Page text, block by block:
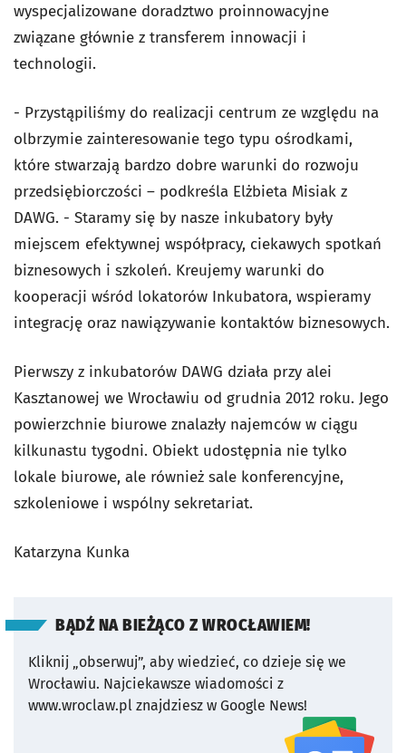
wyspecjalizowane doradztwo proinnowacyjne
związane głównie z transferem innowacji i
technologii.
- Przystąpiliśmy do realizacji centrum ze względu na
olbrzymie zainteresowanie tego typu ośrodkami,
które stwarzają bardzo dobre warunki do rozwoju
przedsiębiorczości – podkreśla Elżbieta Misiak z
DAWG. - Staramy się by nasze inkubatory były
miejscem efektywnej współpracy, ciekawych spotkań
biznesowych i szkoleń. Kreujemy warunki do
kooperacji wśród lokatorów Inkubatora, wspieramy
integrację oraz nawiązywanie kontaktów biznesowych.
Pierwszy z inkubatorów DAWG działa przy alei
Kasztanowej we Wrocławiu od grudnia 2012 roku. Jego
powierzchnie biurowe znalazły najemców w ciągu
kilkunastu tygodni. Obiekt udostępnia nie tylko
lokale biurowe, ale również sale konferencyjne,
szkoleniowe i wspólny sekretariat.
Katarzyna Kunka
BĄDŹ NA BIEŻĄCO Z WROCŁAWIEM!
Kliknij „obserwuj”, aby wiedzieć, co dzieje się we
Wrocławiu. Najciekawsze wiadomości z
www.wroclaw.pl znajdziesz w Google News!